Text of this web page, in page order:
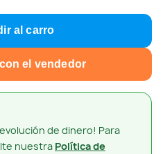
de dinero! Para
nuestra Política de
al carro
el vendedor